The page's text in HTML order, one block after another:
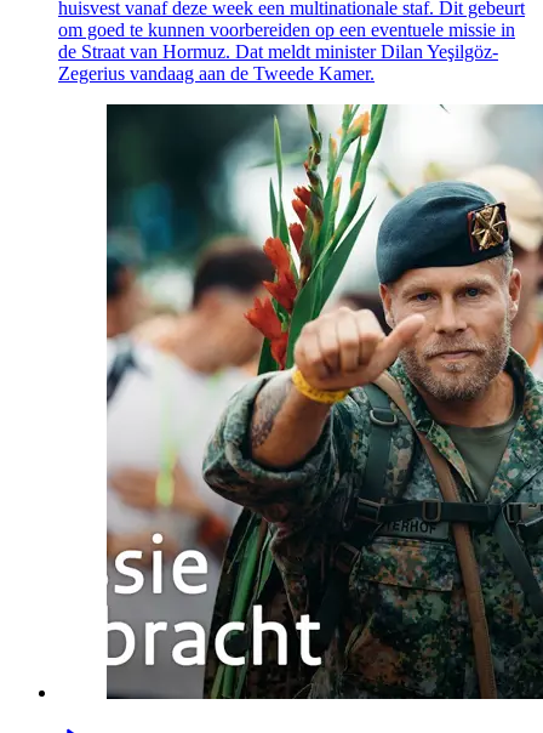
huisvest vanaf deze week een multinationale staf. Dit gebeurt
om goed te kunnen voorbereiden op een eventuele missie in
de Straat van Hormuz. Dat meldt minister Dilan Yeşilgöz-
Zegerius vandaag aan de Tweede Kamer.